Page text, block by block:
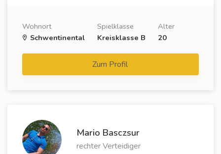
Wohnort
Schwentinental
Spielklasse
Kreisklasse B
Alter
20
Zum Profil
Mario Basczsur
rechter Verteidiger